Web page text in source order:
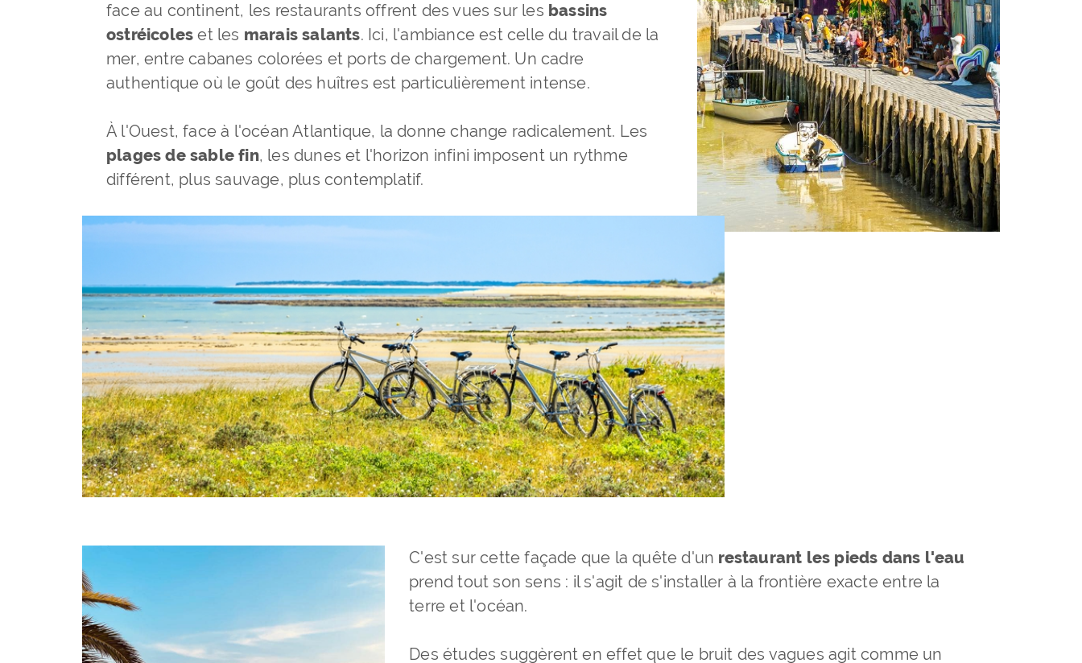
face au continent, les restaurants offrent des vues sur les bassins
ostréicoles et les marais salants. Ici, l'ambiance est celle du travail de la
mer, entre cabanes colorées et ports de chargement. Un cadre
authentique où le goût des huîtres est particulièrement intense.
À l'Ouest, face à l'océan Atlantique, la donne change radicalement. Les
plages de sable fin, les dunes et l'horizon infini imposent un rythme
différent, plus sauvage, plus contemplatif.
C'est sur cette façade que la quête d'un restaurant les pieds dans l'eau
prend tout son sens : il s'agit de s'installer à la frontière exacte entre la
terre et l'océan.
Des études suggèrent en effet que le bruit des vagues agit comme un